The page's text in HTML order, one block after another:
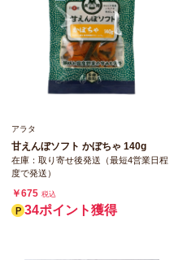
アラタ
甘えんぼソフト かぼちゃ 140g
在庫：取り寄せ後発送（最短4営業日程
度で発送）
￥675 税込
34ポイント獲得